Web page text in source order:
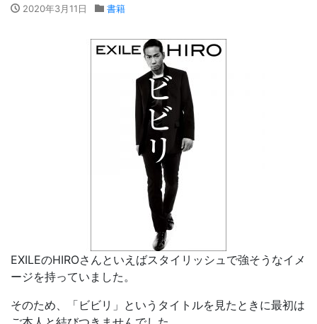
2020年3月11日 書籍
EXILEのHIROさんといえばスタイリッシュで強そうなイメ
ージを持っていました。
そのため、「ビビリ」というタイトルを見たときに最初は